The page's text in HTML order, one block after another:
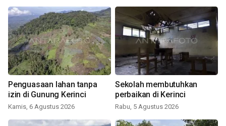
Penguasaan lahan tanpa
izin di Gunung Kerinci
Kamis, 6 Agustus 2026
Sekolah membutuhkan
perbaikan di Kerinci
Rabu, 5 Agustus 2026